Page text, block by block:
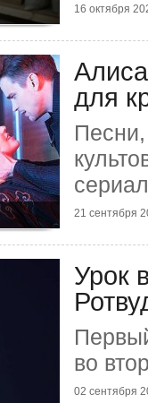
16 октября
для
21 сентября
Урок
во
02 сентября